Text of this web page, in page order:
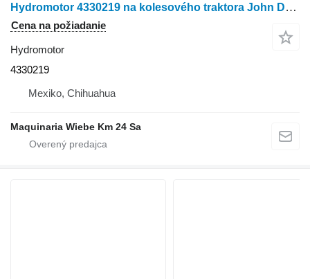
Hydromotor 4330219 na kolesového traktora John Deere 120,EX120,4045
Cena na požiadanie
Hydromotor
4330219
Mexiko, Chihuahua
Maquinaria Wiebe Km 24 Sa